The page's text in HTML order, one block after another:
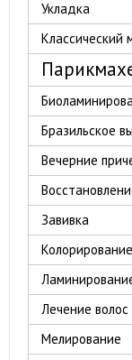
Укладка
Классический
Бразильское
Вечерние
Завивка
Колорирование
Лечение волос
Мелирование